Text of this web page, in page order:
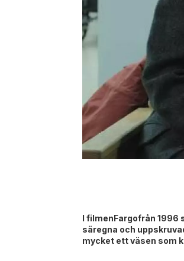
I filmenFargofrån 1996
säregna och
mycket ett väsen som